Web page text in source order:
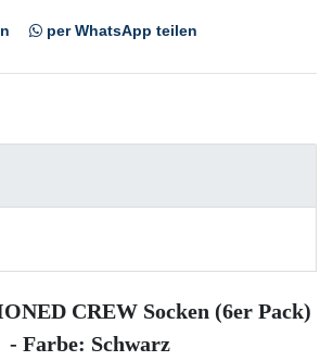
per WhatsApp teilen
CREW Socken (6er Pack)
- Farbe: Schwarz